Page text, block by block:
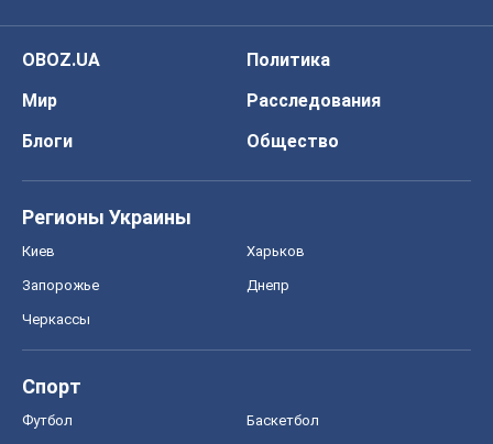
OBOZ.UA
Политика
Мир
Расследования
Блоги
Общество
Регионы Украины
Киев Харьков
Запорожье Днепр
Черкассы
Спорт
Футбол Баскетбол